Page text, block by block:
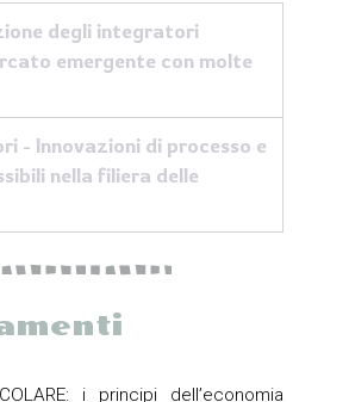
degli integratori
emergente con molte
- Innovazioni di processo e
nella filiera delle
i principi dell’economia